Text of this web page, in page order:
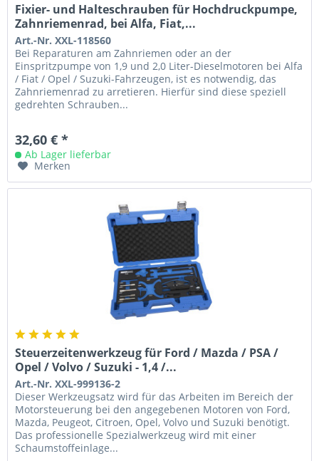
Fixier- und Halteschrauben für Hochdruckpumpe,
Zahnriemenrad, bei Alfa, Fiat,...
Art.-Nr. XXL-118560
Bei Reparaturen am Zahnriemen oder an der
Einspritzpumpe von 1,9 und 2,0 Liter-Dieselmotoren bei Alfa
/ Fiat / Opel / Suzuki-Fahrzeugen, ist es notwendig, das
Zahnriemenrad zu arretieren. Hierfür sind diese speziell
gedrehten Schrauben...
32,60 € *
Ab Lager lieferbar
Merken
Steuerzeitenwerkzeug für Ford / Mazda / PSA /
Opel / Volvo / Suzuki - 1,4 /...
Art.-Nr. XXL-999136-2
Dieser Werkzeugsatz wird für das Arbeiten im Bereich der
Motorsteuerung bei den angegebenen Motoren von Ford,
Mazda, Peugeot, Citroen, Opel, Volvo und Suzuki benötigt.
Das professionelle Spezialwerkzeug wird mit einer
Schaumstoffeinlage...